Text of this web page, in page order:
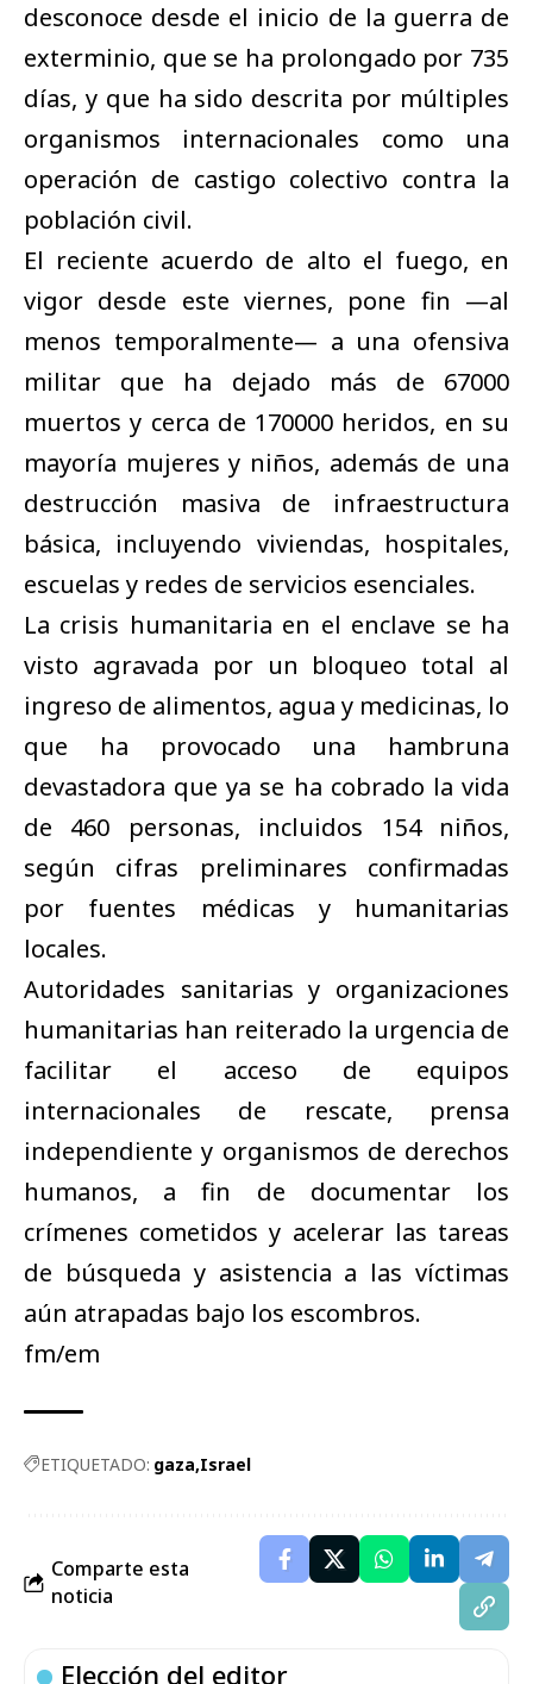
desconoce desde el inicio de la guerra de
exterminio, que se ha prolongado por 735
días, y que ha sido descrita por múltiples
organismos internacionales como una
operación de castigo colectivo contra la
población civil.
El reciente acuerdo de alto el fuego, en
vigor desde este viernes, pone fin —al
menos temporalmente— a una ofensiva
militar que ha dejado más de 67000
muertos y cerca de 170000 heridos, en su
mayoría mujeres y niños, además de una
destrucción masiva de infraestructura
básica, incluyendo viviendas, hospitales,
escuelas y redes de servicios esenciales.
La crisis humanitaria en el enclave se ha
visto agravada por un bloqueo total al
ingreso de alimentos, agua y medicinas, lo
que ha provocado una hambruna
devastadora que ya se ha cobrado la vida
de 460 personas, incluidos 154 niños,
según cifras preliminares confirmadas
por fuentes médicas y humanitarias
locales.
Autoridades sanitarias y organizaciones
humanitarias han reiterado la urgencia de
facilitar el acceso de equipos
internacionales de rescate, prensa
independiente y organismos de derechos
humanos, a fin de documentar los
crímenes cometidos y acelerar las tareas
de búsqueda y asistencia a las víctimas
aún atrapadas bajo los escombros.
fm/em
ETIQUETADO: gaza Israel
Comparte esta
noticia
Elección del editor